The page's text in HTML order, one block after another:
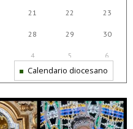
21 22 23
28 29 30
4 5 6
Calendario diocesano